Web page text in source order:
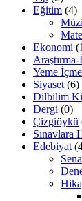
Eğitim (4)
Ekonomi
Yeme İçme
Siyaset (6)
Dilbilim
Dergi (0)
Çizgiöykü
Sınavlara
Edebiyat